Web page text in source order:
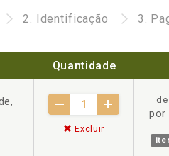
2. Identificação 3.
Quantidade
Excluir
por